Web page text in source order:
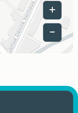
Leaflet